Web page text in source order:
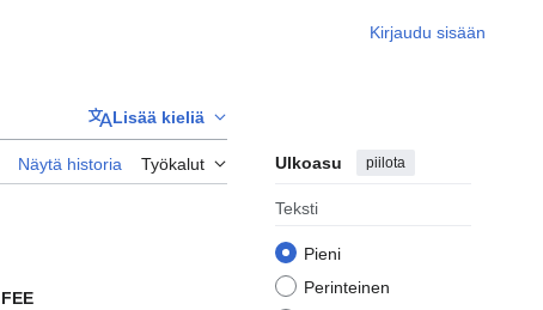
Kirjaudu sisään
Lisää kieliä
Näytä historia Työkalut Ulkoasu piilota
Teksti
Pieni
Perinteinen
FEE